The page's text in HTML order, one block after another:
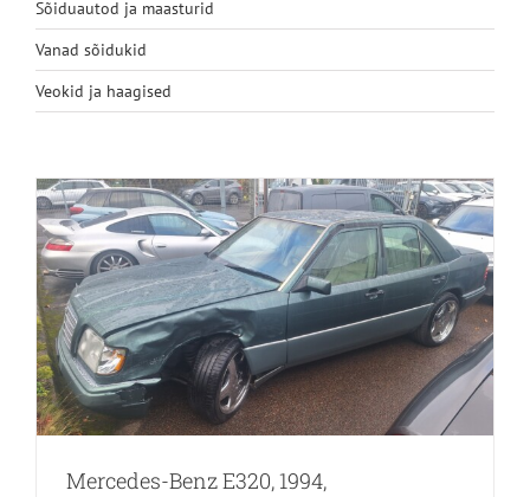
Sõiduautod ja maasturid
Vanad sõidukid
Veokid ja haagised
Mercedes-Benz E320, 1994,